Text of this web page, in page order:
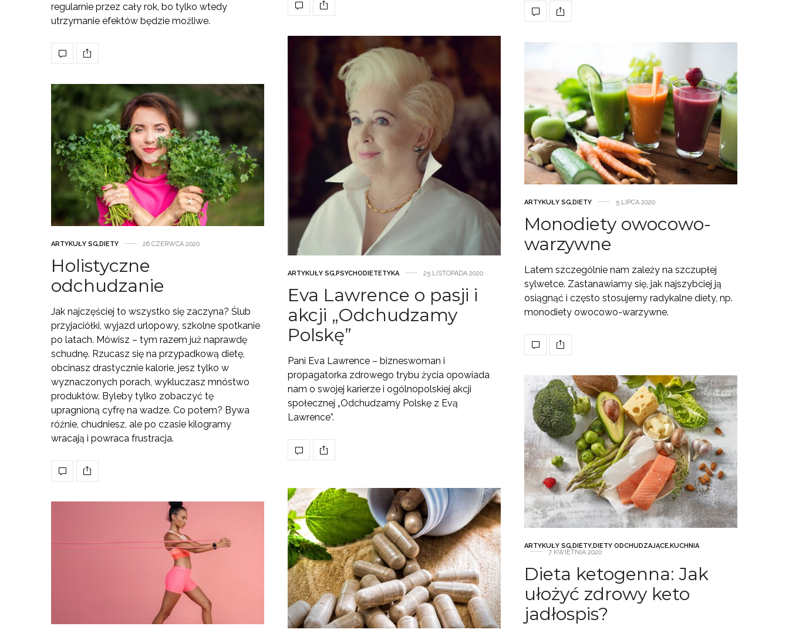
regularnie przez cały rok, bo tylko wtedy
utrzymanie efektów będzie możliwe.
ARTYKUŁY SG,PSYCHODIETETYKA 25 LISTOPADA 2020
Eva Lawrence o pasji i
akcji „Odchudzamy
Polskę”
Pani Eva Lawrence – bizneswoman i
propagatorka zdrowego trybu życia opowiada
nam o swojej karierze i ogólnopolskiej akcji
społecznej „Odchudzamy Polskę z Evą
Lawrence”.
ARTYKUŁY SG,DIETY 5 LIPCA 2020
Monodiety owocowo-
warzywne
Latem szczególnie nam zależy na szczupłej
sylwetce. Zastanawiamy się, jak najszybciej ją
osiągnąć i często stosujemy radykalne diety, np.
monodiety owocowo-warzywne.
ARTYKUŁY SG,DIETY 26 CZERWCA 2020
Holistyczne
odchudzanie
Jak najczęściej to wszystko się zaczyna? Ślub
przyjaciółki, wyjazd urlopowy, szkolne spotkanie
po latach. Mówisz – tym razem już naprawdę
schudnę. Rzucasz się na przypadkową dietę,
obcinasz drastycznie kalorie, jesz tylko w
wyznaczonych porach, wykluczasz mnóstwo
produktów. Byleby tylko zobaczyć tę
upragnioną cyfrę na wadze. Co potem? Bywa
różnie, chudniesz, ale po czasie kilogramy
wracają i powraca frustracja.
ARTYKUŁY SG DIETYDIETY ODCHUDZAJĄCE KUCHNIA
7 KWIETNIA 2020
Dieta ketogenna: Jak
ułożyć zdrowy keto
jadłospis?